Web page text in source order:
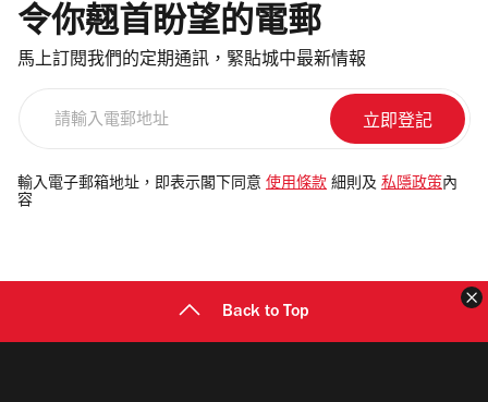
令你翹首盼望的電郵
馬上訂閱我們的定期通訊，緊貼城中最新情報
電
郵
輸入電子郵箱地址，即表示閣下同意 使用條款 細則及 私隱政策 內
容
Back to Top